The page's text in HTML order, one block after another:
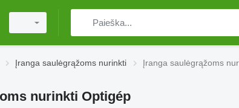
Įranga saulėgrąžoms nurinkti Įranga saulėgrąžoms
nurinkti Optigép